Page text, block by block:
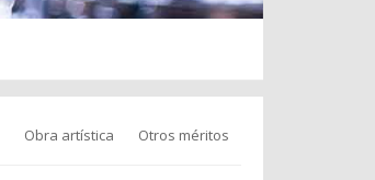
Obra artística Otros méritos